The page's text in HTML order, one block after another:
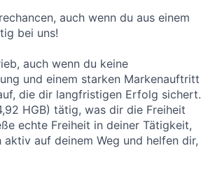
auch wenn du aus einem
bei uns!
auch wenn du keine
und einem starken Markenauftritt
die dir langfristigen Erfolg sichert.
HGB) tätig, was dir die Freiheit
echte Freiheit in deiner Tätigkeit,
auf deinem Weg und helfen dir,